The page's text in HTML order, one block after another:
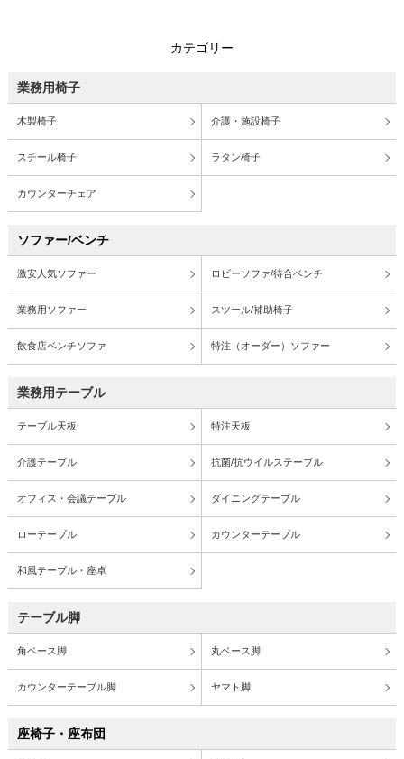
カテゴリー
業務用椅子
木製椅子 介護・施設椅子
スチール椅子 ラタン椅子
カウンターチェア
ソファー/ベンチ
激安人気ソファー ロビーソファ/待合ベンチ
業務用ソファー スツール/補助椅子
飲食店ベンチソファ 特注（オーダー）ソファー
業務用テーブル
テーブル天板 特注天板
介護テーブル 抗菌/抗ウイルステーブル
オフィス・会議テーブル ダイニングテーブル
ローテーブル カウンターテーブル
和風テーブル・座卓
テーブル脚
角ベース脚 丸ベース脚
カウンターテーブル脚 ヤマト脚
座椅子・座布団